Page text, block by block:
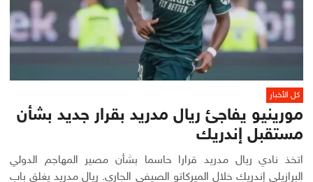
كل الأخبار
مورينيو يفاجئ ريال مدريد بقرار جديد بشأن
مستقبل إندريك
اتخذ نادي ريال مدريد قرارا حاسما بشأن مصير المهاجم الدولي
البرازيلي إندريك خلال الميركاتو الصيفي الجاري. ريال مدريد يغلق باب